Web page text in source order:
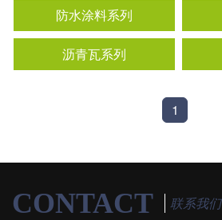
防水涂料系列
沥青瓦系列
1
CONTACT 联系我们